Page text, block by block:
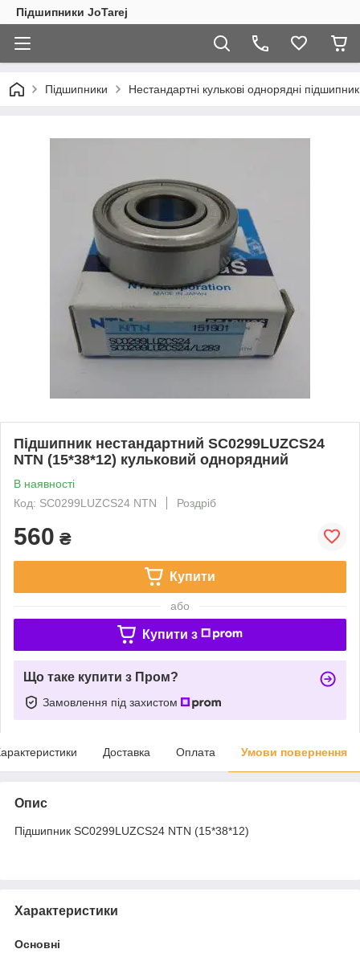
Підшипники JoTarej
Підшипники Нестандартні кулькові однорядні
Підшипник нестандартний SC0299LUZCS24
NTN (15*38*12) кульковий однорядний
В наявності
Код: SC0299LUZCS24 NTN
Роздріб
560 ₴
Купити
або
Купити з
Що таке купити з Пром?
Замовлення під захистом
Доставка Оплата Умови повернення
Опис
Підшипник SC0299LUZCS24 NTN (15*38*12)
Характеристики
Основні